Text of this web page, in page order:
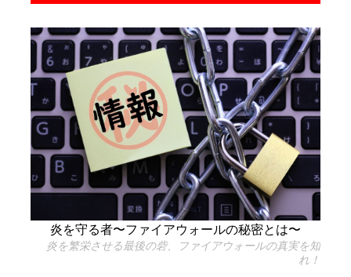
炎を守る者〜ファイアウォールの秘密とは〜
炎を繁栄させる最後の砦、ファイアウォールの真実を知
れ！